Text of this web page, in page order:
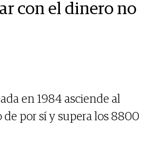
con el dinero no
en 1984 asciende al
de por sí y supera los 8800